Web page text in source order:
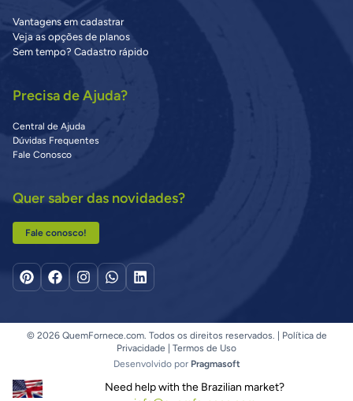
Vantagens em cadastrar
Veja as opções de planos
Sem tempo? Cadastro rápido
Precisa de Ajuda?
Central de Ajuda
Dúvidas Frequentes
Fale Conosco
Quer saber das novidades?
Fale conosco!
© 2026 QuemFornece.com. Todos os direitos reservados. |
Política de
Privacidade
Termos de Uso
Desenvolvido por Pragmasoft
Need help with the Brazilian market?